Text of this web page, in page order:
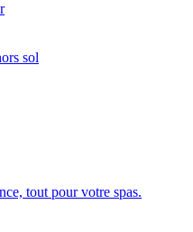
sol
tout pour votre spas.